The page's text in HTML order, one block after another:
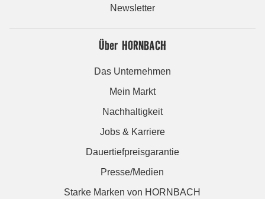
Newsletter
Über HORNBACH
Das Unternehmen
Mein Markt
Nachhaltigkeit
Jobs & Karriere
Dauertiefpreisgarantie
Presse/Medien
Starke Marken von HORNBACH